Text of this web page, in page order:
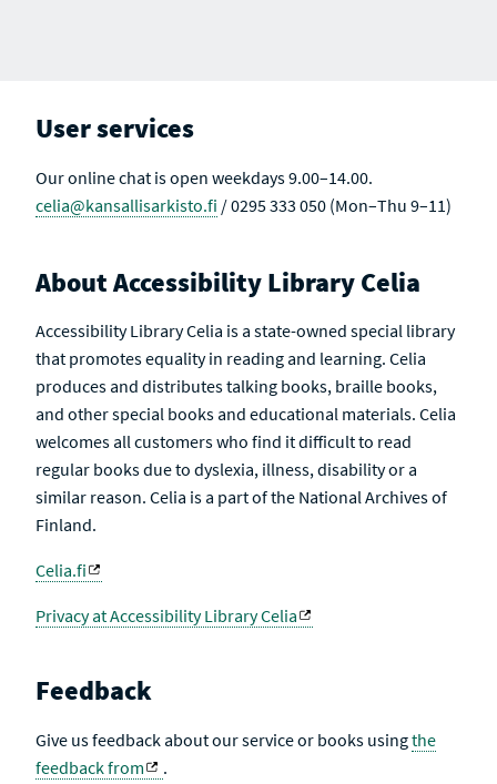
User services
Our online chat is open weekdays 9.00–14.00.
celia@kansallisarkisto.fi / 0295 333 050 (Mon–Thu 9–11)
About Accessibility Library Celia
Accessibility Library Celia is a state-owned special library
that promotes equality in reading and learning. Celia
produces and distributes talking books, braille books,
and other special books and educational materials. Celia
welcomes all customers who find it difficult to read
regular books due to dyslexia, illness, disability or a
similar reason. Celia is a part of the National Archives of
Finland.
Celia.fi
Privacy at Accessibility Library Celia
Feedback
Give us feedback about our service or books usingthe
feedback from
.